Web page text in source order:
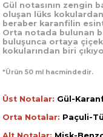
Gül notasının zengin
oluşan lüks kokulardan
beraber karanfilin
Orta notada bulunan
buluşunca ortaya
kokularından biri
*Ürün 50 ml hacmindedir.
Üst Notalar: Gül-
Orta Notalar: Paçuli-